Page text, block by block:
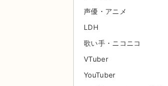
声優・アニメ
LDH
歌い手・ニコニコ
VTuber
YouTuber